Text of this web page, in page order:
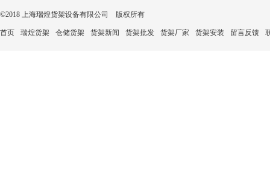
©2018 上海瑞煌货架设备有限公司 版权所有
首页 瑞煌货架 仓储货架 货架新闻 货架批发 货架厂家 货架安装 留言反馈